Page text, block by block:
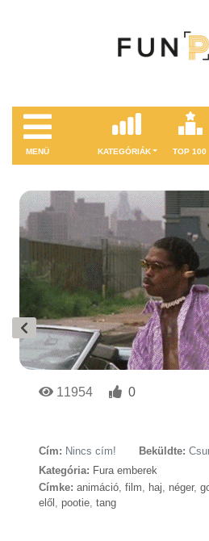
MENÜ KATEGÓRIÁK TOP 100
11954
0
Cím: Nincs cím! Beküldte:
Kategória: Fura emberek
Címke: animáció, film, haj, néger,
elől , pootie, tang